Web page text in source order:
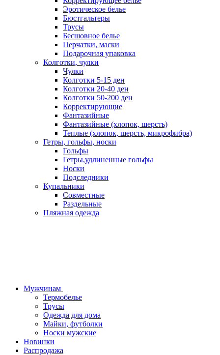
Эротическое белье
Бюстгальтеры
Трусы
Бесшовное белье
Перчатки, маски
Подарочная упаковка
Колготки, чулки
Чулки
Колготки 5-15 ден
Колготки 20-40 ден
Колготки 50-200 ден
Корректирующие
Фантазийные
Фантазийные (хлопок, шерсть)
Теплые (хлопок, шерсть, микрофибра)
Гетры, гольфы, носки
Гольфы
Гетры,удлиненные гольфы
Носки
Подследники
Купальники
Совместные
Раздельные
Пляжная одежда
Мужчинам
Термобелье
Трусы
Одежда для дома
Майки, футболки
Носки мужские
Новинки
Распродажа